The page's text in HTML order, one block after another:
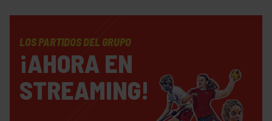
LOS PARTIDOS DEL GRUPO
¡AHORA EN
STREAMING!